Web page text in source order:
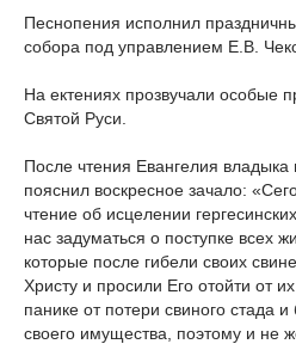
Песнопения исполнил
собора под управлением Е.В.
На ектениях прозвучали особые
Святой Руси.
После чтения Евангелия владыка
пояснил воскресное зачало:
чтение об исцелении
нас задуматься о поступке всех
которые после гибели своих
Христу и просили Его отойти от
панике от потери свиного стада
своего имущества, поэтому и не